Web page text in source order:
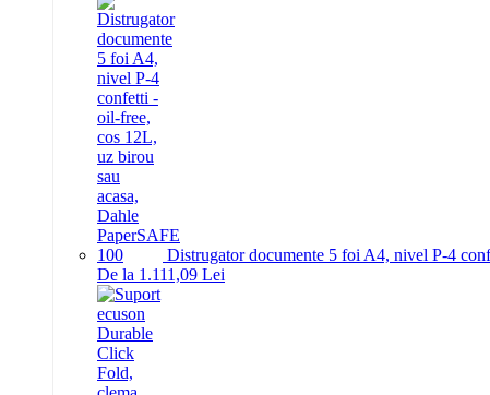
Distrugator documente 5 foi A4, nivel P-4
De la 1.111,09 Lei